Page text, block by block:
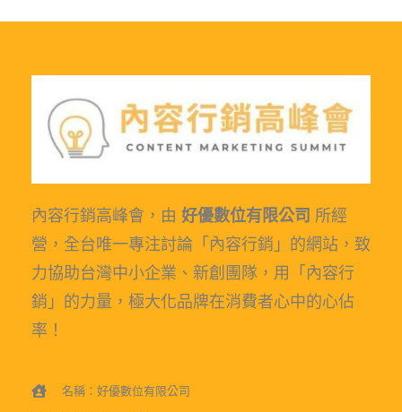
內容行銷高峰會，由 好優數位有限公司 所經
營，全台唯一專注討論「內容行銷」的網站，致
力協助台灣中小企業、新創團隊，用「內容行
銷」的力量，極大化品牌在消費者心中的心佔
率！
名稱：好優數位有限公司